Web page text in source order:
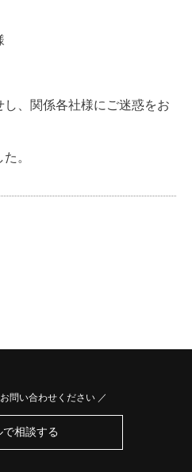
、関係各社様にご迷惑をお
。
問い合わせください ／
で相談する